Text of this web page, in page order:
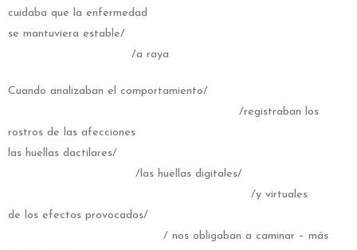
cuidaba que la enfermedad
se mantuviera estable/
/a raya
Cuando analizaban el comportamiento/
/registraban los
rostros de las afecciones
las huellas dactilares/
/las huellas digitales/
/y virtuales
de los efectos provocados/
/ nos obligaban a caminar – más